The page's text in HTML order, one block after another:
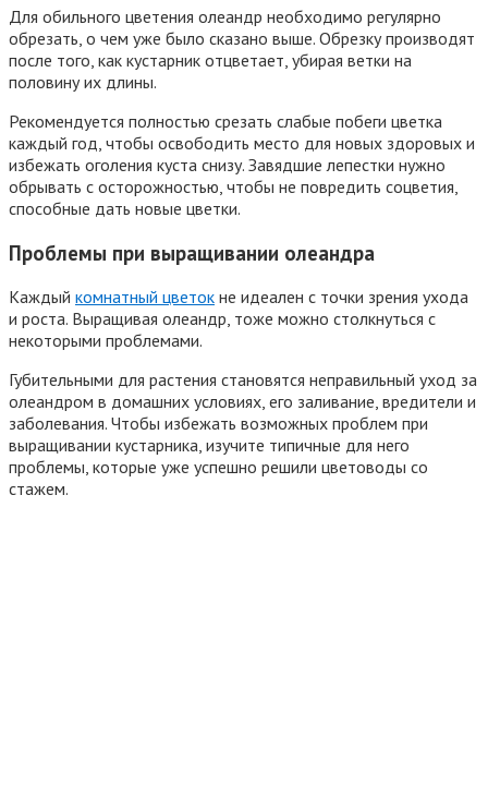
Для обильного цветения олеандр необходимо регулярно
обрезать, о чем уже было сказано выше. Обрезку производят
после того, как кустарник отцветает, убирая ветки на
половину их длины.
Рекомендуется полностью срезать слабые побеги цветка
каждый год, чтобы освободить место для новых здоровых и
избежать оголения куста снизу. Завядшие лепестки нужно
обрывать с осторожностью, чтобы не повредить соцветия,
способные дать новые цветки.
Проблемы при выращивании олеандра
Каждый комнатный цветок не идеален с точки зрения ухода
и роста. Выращивая олеандр, тоже можно столкнуться с
некоторыми проблемами.
Губительными для растения становятся неправильный уход за
олеандром в домашних условиях, его заливание, вредители и
заболевания. Чтобы избежать возможных проблем при
выращивании кустарника, изучите типичные для него
проблемы, которые уже успешно решили цветоводы со
стажем.